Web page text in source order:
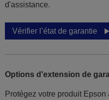
d'assistance.
Vérifier l’état de garantie
Options d'extension de
Protégez votre produit